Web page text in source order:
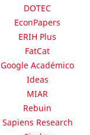
DOTEC
EconPapers
ERIH Plus
FatCat
Google Académico
Ideas
MIAR
Rebuin
Sapiens Research